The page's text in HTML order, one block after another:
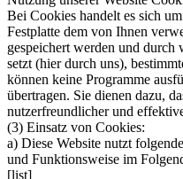
Bei Cookies handelt es sich
Festplatte dem von Ihnen
gespeichert werden und durch
setzt (hier durch uns),
können keine Programme
übertragen. Sie dienen dazu,
nutzerfreundlicher und
(3) Einsatz von Cookies:
a) Diese Website nutzt
und Funktionsweise im
[list]